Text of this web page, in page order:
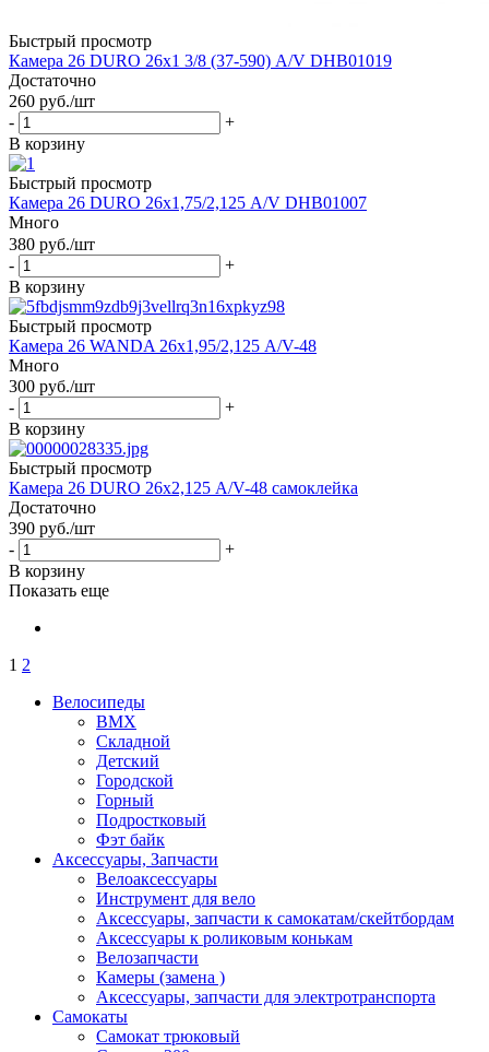
Быстрый просмотр
Камера 26 DURO 26х1 3/8 (37-590) А/V DHB01019
Достаточно
260 руб./шт
-
+
В корзину
Быстрый просмотр
Камера 26 DURO 26х1,75/2,125 A/V DHB01007
Много
380 руб./шт
-
+
В корзину
Быстрый просмотр
Камера 26 WANDA 26х1,95/2,125 A/V-48
Много
300 руб./шт
-
+
В корзину
Быстрый просмотр
Камера 26 DURO 26х2,125 А/V-48 самоклейка
Достаточно
390 руб./шт
-
+
В корзину
Показать еще
1 2
Велосипеды
BMX
Складной
Детский
Городской
Горный
Подростковый
Фэт байк
Аксессуары, Запчасти
Велоаксессуары
Инструмент для вело
Аксессуары, запчасти к самокатам/скейтбордам
Аксессуары к роликовым конькам
Велозапчасти
Камеры (замена )
Аксессуары, запчасти для электротранспорта
Самокаты
Самокат трюковый